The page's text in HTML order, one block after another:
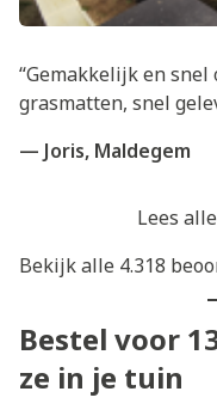
“Gemakkelijk en
grasmatten, snel
— Joris, Maldegem
Lees
Bekijk alle 4.318
Bestel voor
ze in je tuin